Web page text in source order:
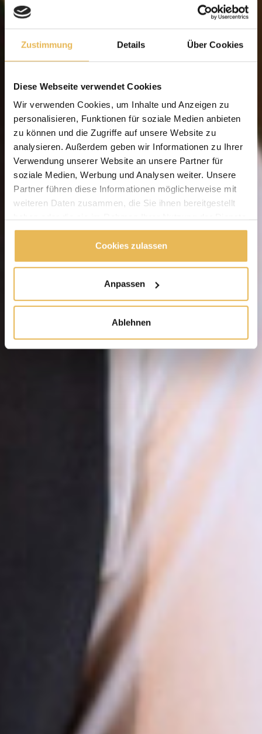
Zustimmung Details Über Cookies
Diese Webseite verwendet Cookies
Wir verwenden Cookies, um Inhalte und Anzeigen zu
personalisieren, Funktionen für soziale Medien anbieten
zu können und die Zugriffe auf unsere Website zu
analysieren. Außerdem geben wir Informationen zu Ihrer
Verwendung unserer Website an unsere Partner für
soziale Medien, Werbung und Analysen weiter. Unsere
Partner führen diese Informationen möglicherweise mit
weiteren Daten zusammen, die Sie ihnen bereitgestellt
gesammelt haben.
Cookies zulassen
Anpassen
Ablehnen